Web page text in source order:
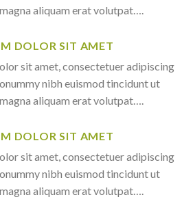
aliquam erat volutpat….
DOLOR SIT AMET
sit amet, consectetuer adipiscing
nibh euismod tincidunt ut
aliquam erat volutpat….
DOLOR SIT AMET
sit amet, consectetuer adipiscing
nibh euismod tincidunt ut
aliquam erat volutpat….